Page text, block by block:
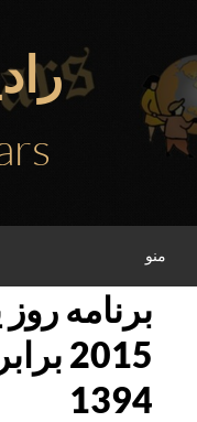
محتوا
منو
1394